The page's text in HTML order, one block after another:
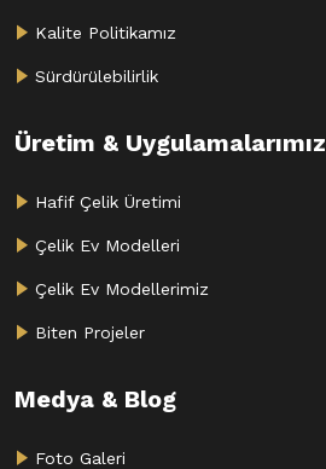
Kalite Politikamız
Sürdürülebilirlik
Üretim & Uygulamalarımız
Hafif Çelik Üretimi
Çelik Ev Modelleri
Çelik Ev Modellerimiz
Biten Projeler
Medya & Blog
Foto Galeri